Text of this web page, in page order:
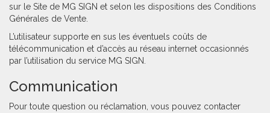
sur le Site de MG SIGN et selon les dispositions des Conditions
Générales de Vente.
L’utilisateur supporte en sus les éventuels coûts de
télécommunication et d’accès au réseau internet occasionnés
par l’utilisation du service MG SIGN.
Communication
Pour toute question ou réclamation, vous pouvez contacter